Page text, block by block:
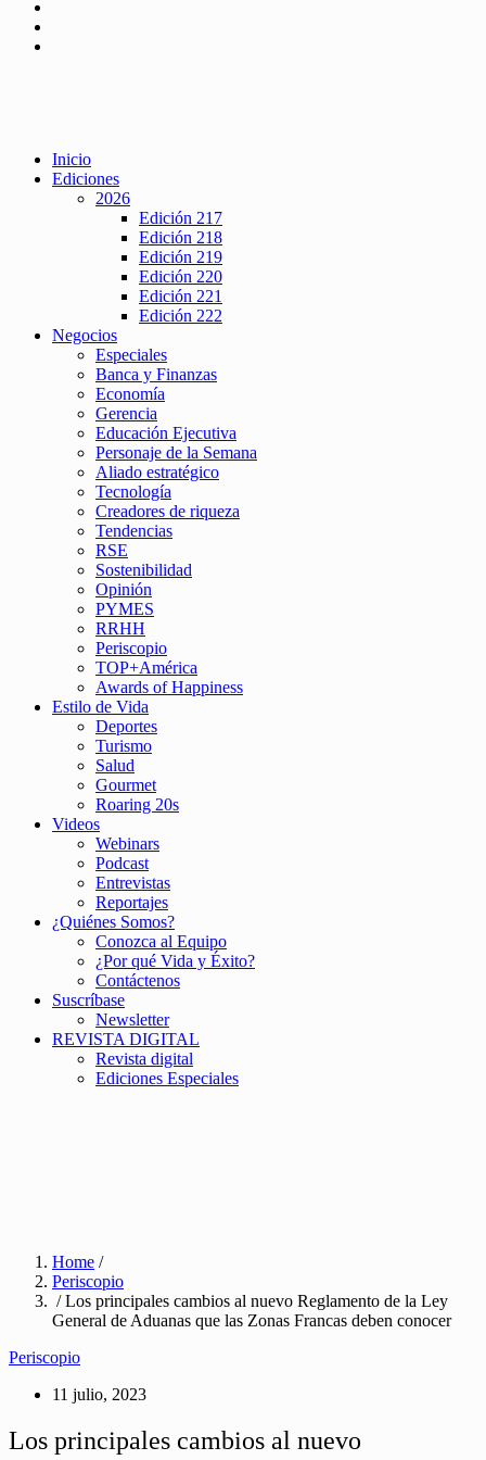
Inicio
Ediciones
2026
Edición 217
Edición 218
Edición 219
Edición 220
Edición 221
Edición 222
Negocios
Especiales
Banca y Finanzas
Economía
Gerencia
Educación Ejecutiva
Personaje de la Semana
Aliado estratégico
Tecnología
Creadores de riqueza
Tendencias
RSE
Sostenibilidad
Opinión
PYMES
RRHH
Periscopio
TOP+América
Awards of Happiness
Estilo de Vida
Deportes
Turismo
Salud
Gourmet
Roaring 20s
Videos
Webinars
Podcast
Entrevistas
Reportajes
¿Quiénes Somos?
Conozca al Equipo
¿Por qué Vida y Éxito?
Contáctenos
Suscríbase
Newsletter
REVISTA DIGITAL
Revista digital
Ediciones Especiales
Home /
Periscopio
/ Los principales cambios al nuevo Reglamento de la Ley
General de Aduanas que las Zonas Francas deben conocer
Periscopio
11 julio, 2023
Los principales cambios al nuevo